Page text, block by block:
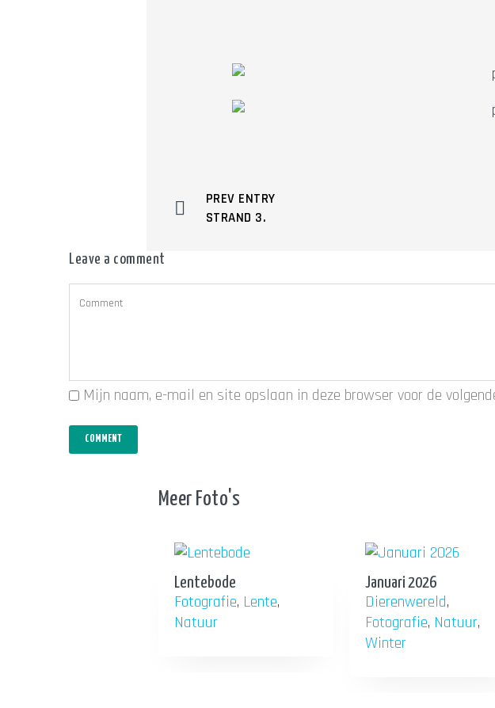
PREV ENTRY
STRAND 3.
Leave a comment
Mijn naam, e-mail en site opslaan in deze browser voor de
Meer Foto's
Lentebode
Fotografie, Lente,
Natuur
Januari 2026
Dierenwereld,
Fotografie, Natuur,
Winter